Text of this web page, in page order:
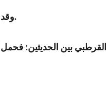
وقد ذكر الحاكم في المستدرك أن الحديث الثاني نسخ الأول.